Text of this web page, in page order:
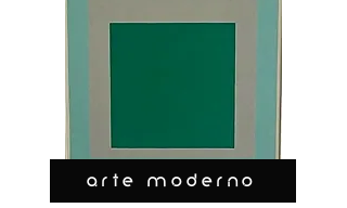
ARTE MODERNO